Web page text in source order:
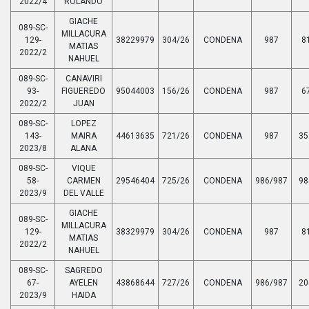
089-SC-
129-
2022/2
GIACHE
MILLACURA
MATIAS
NAHUEL
38229979 304/26 CONDENA 987
089-SC-
93-
2022/2
CANAVIRI
FIGUEREDO
JUAN
95044003 156/26 CONDENA 987
089-SC-
143-
2023/8
LOPEZ
MAIRA
ALANA
44613635 721/26 CONDENA 987
089-SC-
58-
2023/9
VIQUE
CARMEN
DEL VALLE
29546404 725/26 CONDENA 986/987
089-SC-
129-
2022/2
GIACHE
MILLACURA
MATIAS
NAHUEL
38329979 304/26 CONDENA 987
089-SC-
67-
2023/9
SAGREDO
AYELEN
HAIDA
43868644 727/26 CONDENA 986/987